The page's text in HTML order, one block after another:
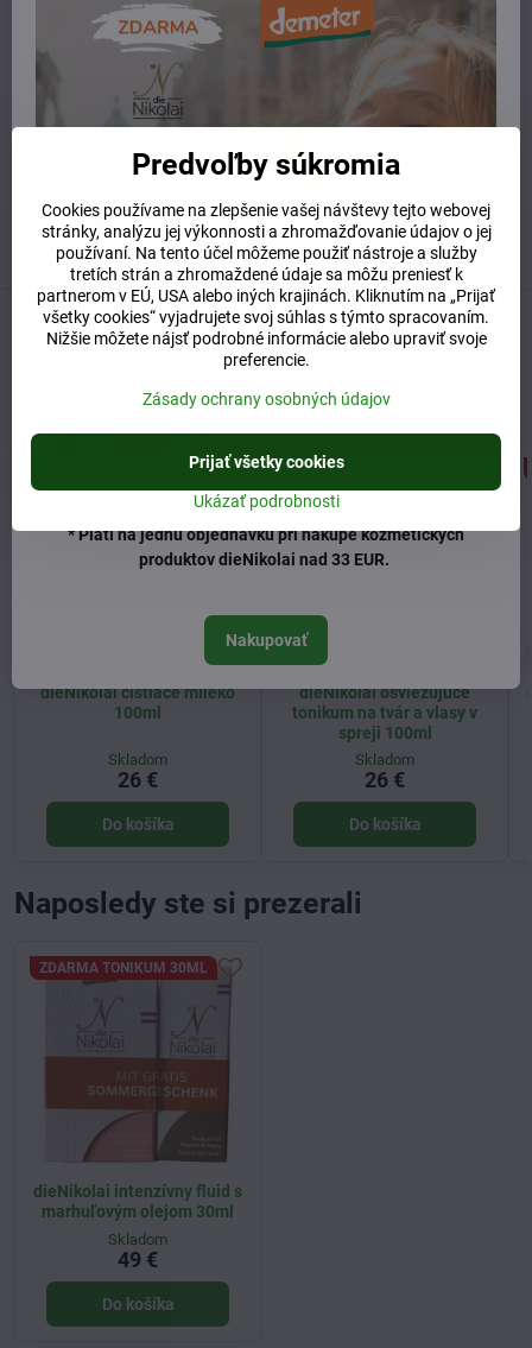
+421 904 55 33 96
info​@prirodnyraj​.sk
Kamenná predajňa
Otváracie hodiny
UTOROK 10:00 - 15:00
STREDA 10:00 - 17:00
ŠTVRTOK 10:00 - 15:00
Predchádzajúci produkt Nasledujúci produkt
Súvisiaci produkt
dieNikolai čistiace mlieko
100ml
Skladom
26 €
Do košíka
dieNikolai osviežujúce
tonikum na tvár a vlasy v
spreji 100ml
Skladom
26 €
Do košíka
Naposledy ste si prezerali
ZDARMA TONIKUM 30ML
dieNikolai intenzívny fluid s
marhuľovým olejom 30ml
Skladom
49 €
Do košíka
Predvoľby súkromia
Cookies používame na zlepšenie vašej návštevy tejto webovej
stránky, analýzu jej výkonnosti a zhromažďovanie údajov o jej
používaní. Na tento účel môžeme použiť nástroje a služby
tretích strán a zhromaždené údaje sa môžu preniesť k
partnerom v EÚ, USA alebo iných krajinách. Kliknutím na „Prijať
všetky cookies“ vyjadrujete svoj súhlas s týmto spracovaním.
Nižšie môžete nájsť podrobné informácie alebo upraviť svoje
preferencie.
Zásady ochrany osobných údajov
Ukázať podrobnosti
Prijať všetky cookies
* Platí na jednu objednávku pri nákupe kozmetických
produktov dieNikolai nad 33 EUR.
Nakupovať